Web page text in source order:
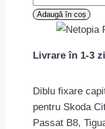
Diblu
fixare
Skoda/VW
Adaugă în coș
Livrare în 1-3
Diblu fixare
pentru Skoda
Passat B8,